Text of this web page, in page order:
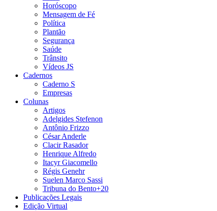
Horóscopo
Mensagem de Fé
Política
Plantão
Segurança
Saúde
Trânsito
Vídeos JS
Cadernos
Caderno S
Empresas
Colunas
Artigos
Adelgides Stefenon
Antônio Frizzo
César Anderle
Clacir Rasador
Henrique Alfredo
Itacyr Giacomello
Régis Genehr
Suelen Marco Sassi
Tribuna do Bento+20
Publicações Legais
Edição Virtual